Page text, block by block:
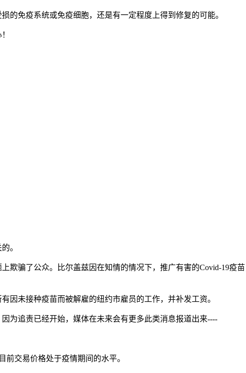
的免疫系统或免疫细胞，还是有一定程度上得到修复的可能。
。
欺骗了公众。比尔盖兹因在知情的情况下，推广有害的Covid-19疫
因未接种疫苗而被解雇的纽约市雇员的工作，并补发工资。
为追责已经开始，媒体在未来会有更多此类消息报道出来----
前交易价格处于疫情期间的水平。